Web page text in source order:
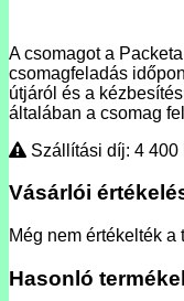
A csomagot a
csomagfeladás
útjáról és a
általában a csomag
Szállítási díj: 4 400
Vásárlói
Még nem értékelték a
Hasonló